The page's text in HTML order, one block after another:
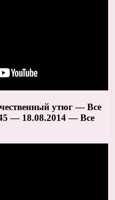
утюг — Все
— 18.08.2014 — Все